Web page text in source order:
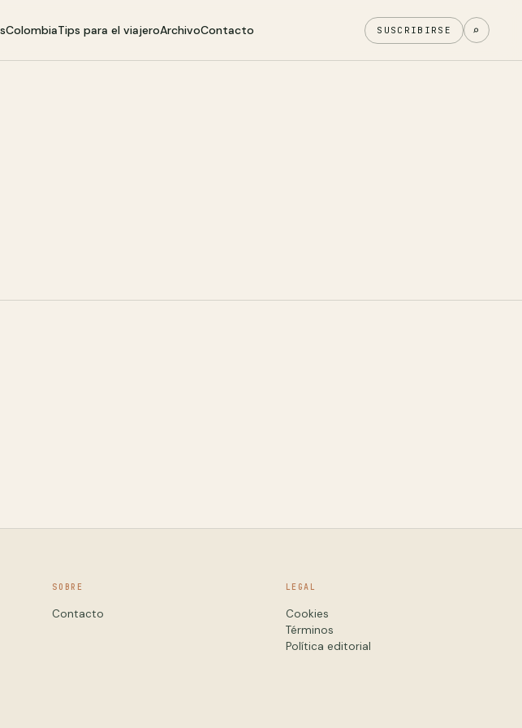
ColombiaTips para el viajeroArchivoContacto SUSCRIBIRSE ⌕
SOBRE
Contacto
LEGAL
Cookies
Términos
Política editorial